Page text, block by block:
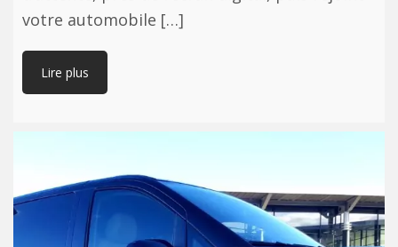
votre automobile […]
Lire plus